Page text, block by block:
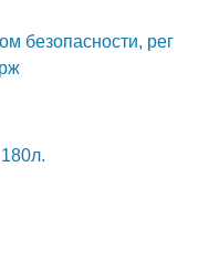
безопасности, рег